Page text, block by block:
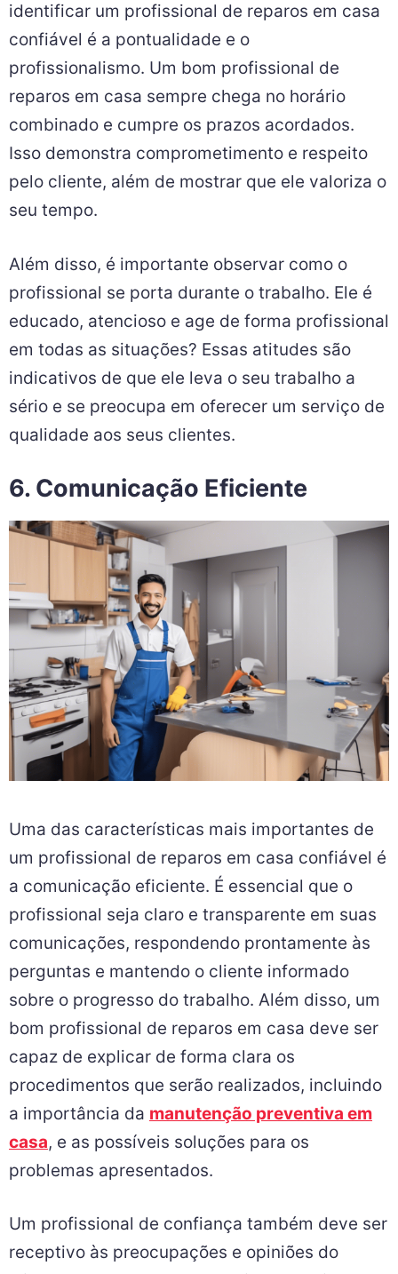
identificar um profissional de reparos em casa
confiável é a pontualidade e o
profissionalismo. Um bom profissional de
reparos em casa sempre chega no horário
combinado e cumpre os prazos acordados.
Isso demonstra comprometimento e respeito
pelo cliente, além de mostrar que ele valoriza o
seu tempo.
Além disso, é importante observar como o
profissional se porta durante o trabalho. Ele é
educado, atencioso e age de forma profissional
em todas as situações? Essas atitudes são
indicativos de que ele leva o seu trabalho a
sério e se preocupa em oferecer um serviço de
qualidade aos seus clientes.
6. Comunicação Eficiente
Uma das características mais importantes de
um profissional de reparos em casa confiável é
a comunicação eficiente. É essencial que o
profissional seja claro e transparente em suas
comunicações, respondendo prontamente às
perguntas e mantendo o cliente informado
sobre o progresso do trabalho. Além disso, um
bom profissional de reparos em casa deve ser
capaz de explicar de forma clara os
procedimentos que serão realizados, incluindo
a importância da manutenção preventiva em
casa, e as possíveis soluções para os
problemas apresentados.
Um profissional de confiança também deve ser
receptivo às preocupações e opiniões do